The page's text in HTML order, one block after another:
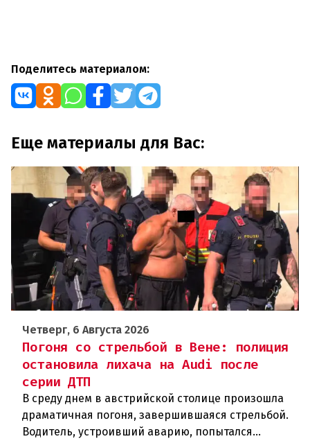
Поделитесь материалом:
Еще материалы для Вас:
Четверг, 6 Августа 2026
Погоня со стрельбой в Вене: полиция
остановила лихача на Audi после
серии ДТП
В среду днем в австрийской столице произошла
драматичная погоня, завершившаяся стрельбой.
Водитель, устроивший аварию, попытался